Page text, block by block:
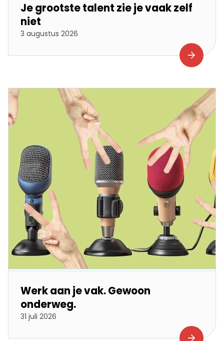
Je grootste talent zie je vaak zelf
niet
3 augustus 2026
Werk aan je vak. Gewoon
onderweg.
31 juli 2026